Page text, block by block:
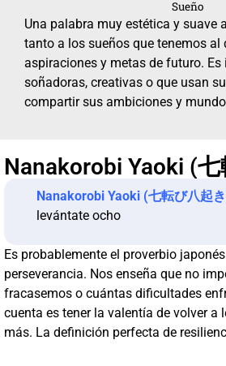
Sueño
Una palabra muy estética y suave
tanto a los sueños que tenemos al
aspiraciones y metas de futuro.
soñadoras, creativas o que usan
compartir sus ambiciones y
Nanakorobi Yaoki (
Nanakorobi Yaoki (七転び八起
levántate ocho
Es probablemente el proverbio
perseverancia. Nos enseña que no
fracasemos o cuántas dificultades
cuenta es tener la valentía de volver a
más. La definición perfecta de